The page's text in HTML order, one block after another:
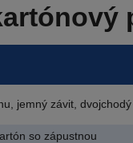
jemný závit, dvojchodý
so zápustnou